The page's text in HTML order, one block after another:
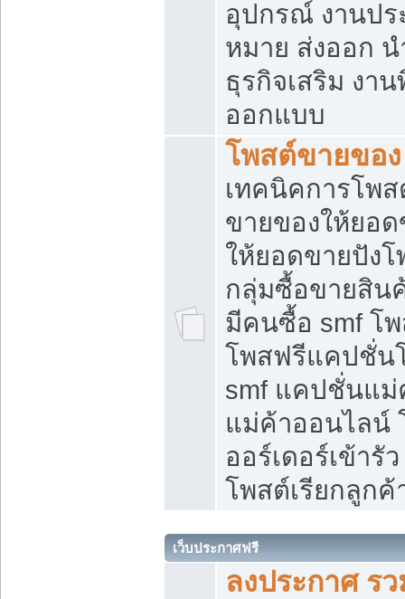
อุปกรณ์ งานป
หมาย ส่งออก น
ธุรกิจเสริม งา
ออกแบบ
โพสต์ขายของ
เทคนิคการโพ
ขายของให้ยอ
ให้ยอดขายปัง
กลุ่มซื้อขายสิน
มีคนซื้อ smf โ
โพสฟรีแคปชั่น
smf แคปชั่นแ
แม่ค้าออนไลน์
ออร์เดอร์เข้ารั
โพสต์เรียกลูกค้
เว็บประกาศฟรี
ลงประกาศ ร